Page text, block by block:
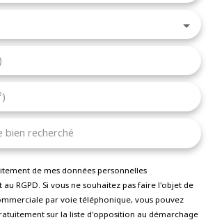
bien recherché
de mes données personnelles
RGPD. Si vous ne souhaitez pas faire l'objet de
par voie téléphonique, vous pouvez
sur la liste d'opposition au démarchage